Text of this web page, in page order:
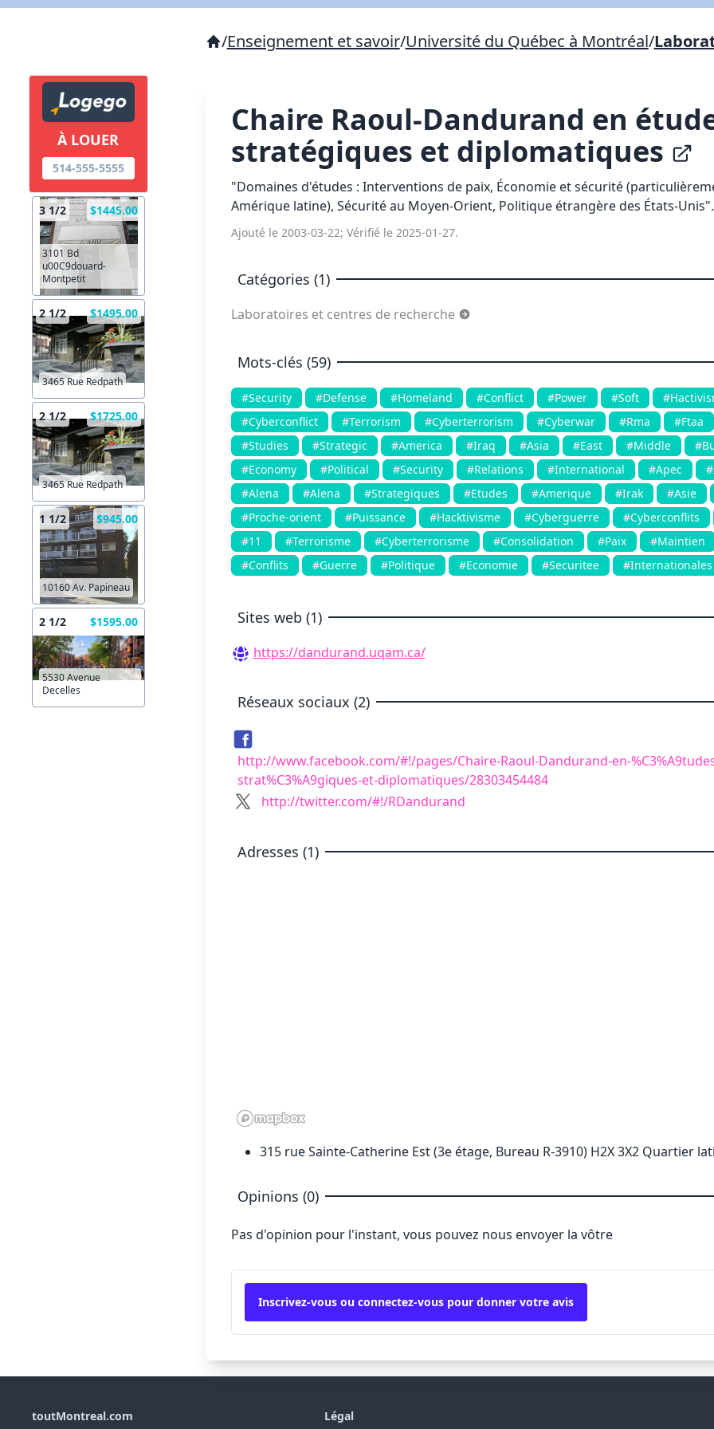
À LOUER
514-555-5555
3 1/2 $1445.00
3101 Bd
u00C9douard-
Montpetit
2 1/2 $1495.00
3465 Rue Redpath
2 1/2 $1725.00
3465 Rue Redpath
1 1/2 $945.00
10160 Av. Papineau
2 1/2 $1595.00
5530 Avenue
Decelles
/Enseignement et savoir/Université du Québec à Montréal/
Chaire Raoul-Dandurand en
stratégiques et diplomatiques
"Domaines d'études : Interventions de paix, Économie et sécurité
Amérique latine), Sécurité au Moyen-Orient, Politique étrangère des États-Unis".
Ajouté le 2003-03-22; Vérifié le 2025-01-27.
Catégories (1)
Laboratoires et centres de recherche
Mots-clés (59)
#Security #Defense #Homeland #Conflict #Power #Soft
#Cyberconflict
#Terrorism #Cyberterrorism #Cyberwar #Rma
#Ftaa
#Studies
#Strategic #America #Iraq #Asia #East #Middle
#Economy
#Political #Security #Relations #International #Apec
#Alena
#Alena #Strategiques #Etudes #Amerique #Irak
#Asie
#Proche-orient
#Puissance #Hacktivisme #Cyberguerre
#Cyberconflits
#11
#Terrorisme #Cyberterrorisme #Consolidation #Paix
#Maintien
#Conflits
#Guerre #Politique #Economie #Securitee #Internationales
Sites web (1)
https://dandurand.uqam.ca/
Réseaux sociaux (2)
http://www.facebook.com/#!/pages/Chaire-Raoul-Dandurand-en-
strat%C3%A9giques-et-diplomatiques/28303454484
http://twitter.com/#!/RDandurand
Adresses (1)
315 rue Sainte-Catherine Est (3e étage, Bureau R-3910) H2X 3X2 Quartier
Opinions (0)
Pas d'opinion pour l'instant, vous pouvez nous envoyer la vôtre
Inscrivez-vous ou connectez-vous pour donner votre avis
toutMontreal.com Légal
Lien vers inscription (sera inclus dans courriel)
X Fermer Envoyez